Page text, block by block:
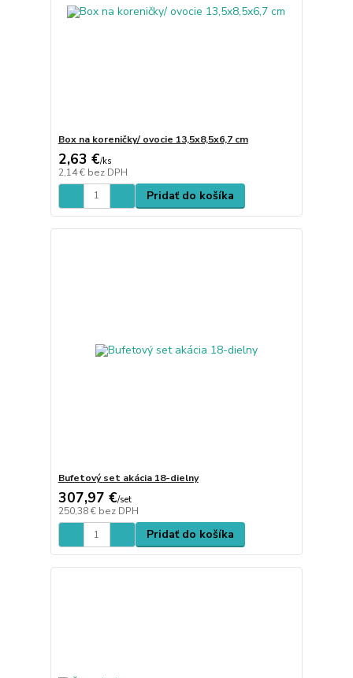
Box na koreničky/ ovocie 13,5x8,5x6,7 cm
2,63 €/ks
2,14 € bez DPH
Pridať do košíka
Bufetový set akácia 18-dielny
307,97 €/set
250,38 € bez DPH
Pridať do košíka